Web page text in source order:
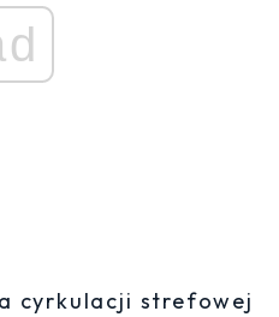
cyrkulacji strefowej